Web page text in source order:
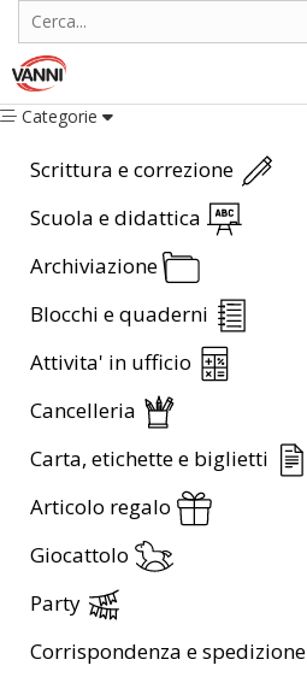
Categorie
Scrittura e correzione
Scuola e didattica
Archiviazione
Blocchi e quaderni
Attivita' in ufficio
Cancelleria
Carta, etichette e biglietti
Articolo regalo
Giocattolo
Party
Corrispondenza e spedizione